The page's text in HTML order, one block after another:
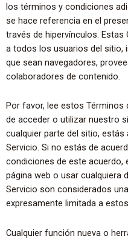
los términos y condiciones
se hace referencia en el
través de hipervínculos. Estas
a todos los usuarios del sitio,
que sean navegadores,
colaboradores de contenido.
Por favor, lee estos Términos
de acceder o utilizar nuestro
cualquier parte del sitio,
Servicio. Si no estás de
condiciones de este acuerdo,
página web o usar cualquiera
Servicio son considerados
expresamente limitada a
Cualquier función nueva o